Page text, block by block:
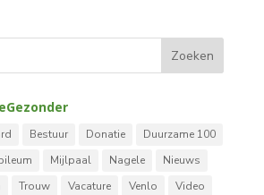
Bestuur Donatie
Duurzame 100
Mijlpaal Nagele
Nieuws
Trouw Vacature Venlo
Video